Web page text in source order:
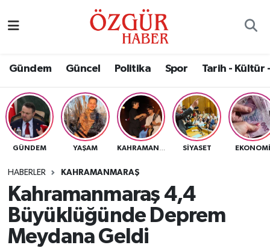
Gündem Güncel Politika Spor Tarih - Kültür
GÜNDEM YAŞAM SIYASET EKONOMI
HABERLER KAHRAMANMARAŞ
Kahramanmaraş 4,4
Büyüklüğünde Deprem
Meydana Geldi
Eğitim
Ekonomi
Güncel
Gündem
Magazin
Nöbetçi Eczaneler
Namaz Vakitleri
Trafik Durumu
Süper Lig Puan Durumu ve Fikstür
Tüm Manşetler
Son Dakika Haberleri